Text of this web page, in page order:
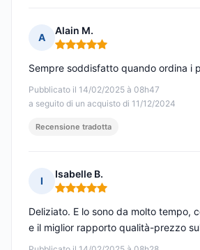
A
Alain M.
Nota: 5 su 5
Pubblicato il 14/02/2025 à 08h47
a seguito di un acquisto di 11/12/2024
Sempre soddisfatto quando ordina i
Recensione tradotta
I
Isabelle B.
Nota: 5 su 5
Deliziato. E lo sono da molto tempo,
e il miglior rapporto qualità-prezzo